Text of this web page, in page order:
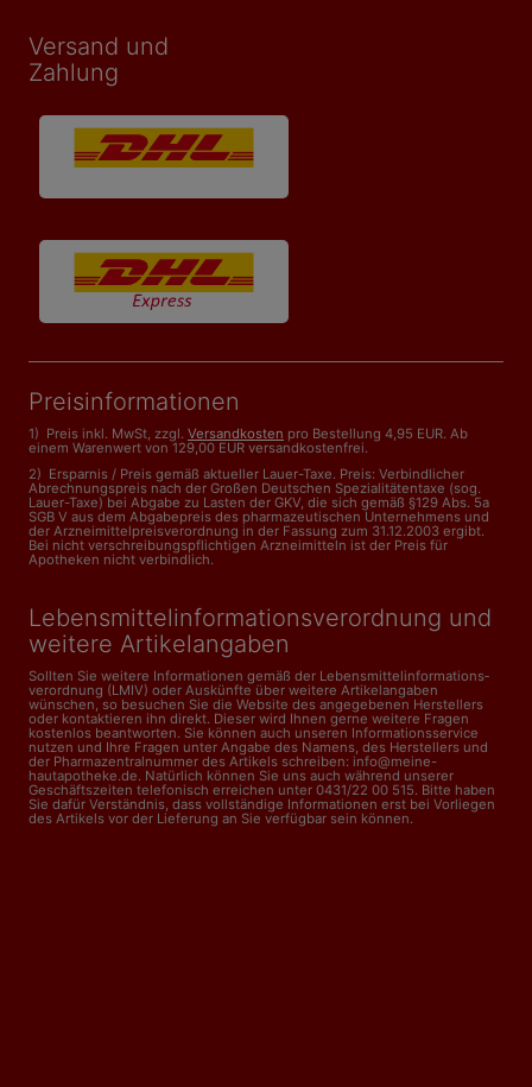
Versand und
Zahlung
Preisinformationen
1) Preis inkl. MwSt, zzgl. Versandkosten pro Bestellung 4,95 EUR. Ab
einem Warenwert von 129,00 EUR versandkostenfrei.
2) Ersparnis / Preis gemäß aktueller Lauer-Taxe. Preis: Verbindlicher
Abrechnungspreis nach der Großen Deutschen Spezialitätentaxe (sog.
Lauer-Taxe) bei Abgabe zu Lasten der GKV, die sich gemäß §129 Abs. 5a
SGB V aus dem Abgabepreis des pharmazeutischen Unternehmens und
der Arzneimittelpreisverordnung in der Fassung zum 31.12.2003 ergibt.
Bei nicht verschreibungspflichtigen Arzneimitteln ist der Preis für
Apotheken nicht verbindlich.
Lebensmittelinformations­verordnung und
weitere Artikelangaben
Sollten Sie weitere Informationen gemäß der Lebensmittel­informations­
verordnung (LMIV) oder Auskünfte über weitere Artikelangaben
wünschen, so besuchen Sie die Website des angegebenen Herstellers
oder kontaktieren ihn direkt. Dieser wird Ihnen gerne weitere Fragen
kostenlos beantworten. Sie können auch unseren Informationsservice
nutzen und Ihre Fragen unter Angabe des Namens, des Herstellers und
der Pharmazentralnummer des Artikels schreiben: info@meine-
hautapotheke.de. Natürlich können Sie uns auch während unserer
Geschäftszeiten telefonisch erreichen unter 0431/22 00 515. Bitte haben
Sie dafür Verständnis, dass vollständige Informationen erst bei Vorliegen
des Artikels vor der Lieferung an Sie verfügbar sein können.